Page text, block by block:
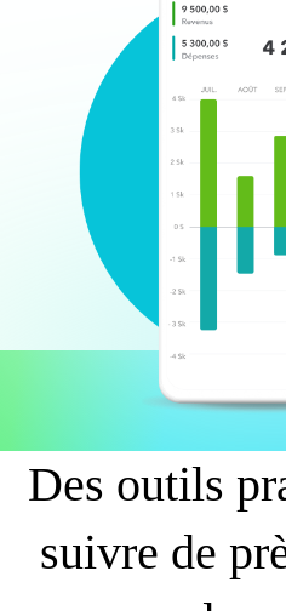
Des outils
suivre de